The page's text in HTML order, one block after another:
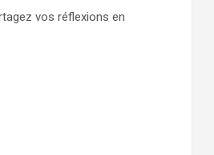
vos réflexions en